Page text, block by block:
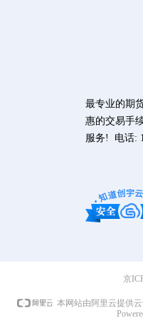
最专业的期
惠的交易手
服务! 电话:
京
本网站由阿里云提供